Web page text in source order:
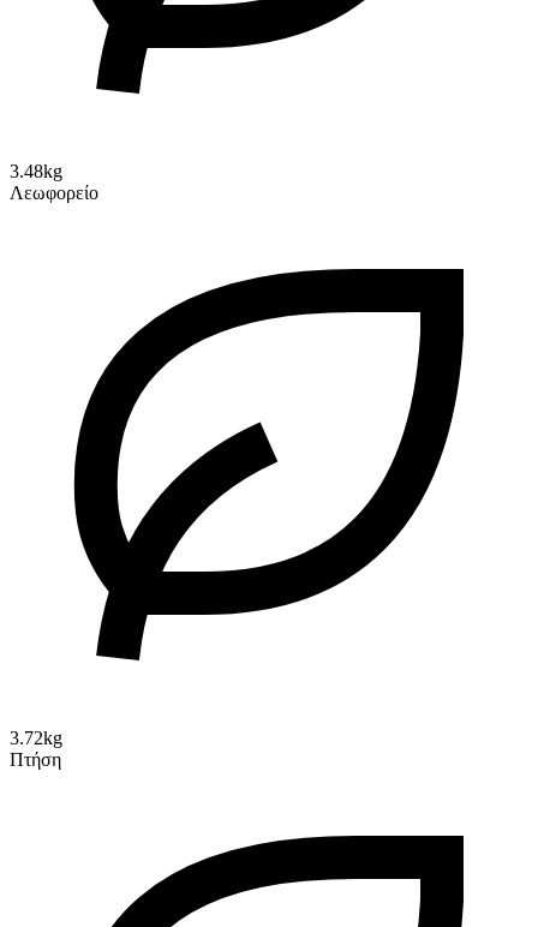
3.48kg
Λεωφορείο
3.72kg
Πτήση